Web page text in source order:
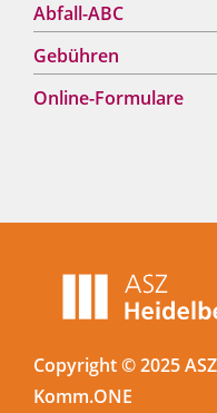
Abfall-ABC
Gebühren
Online-Formulare
Copyright © 2025
Komm.ONE